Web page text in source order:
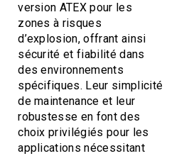
version ATEX pour les
zones à risques
d’explosion, offrant ainsi
sécurité et fiabilité dans
des environnements
spécifiques. Leur simplicité
de maintenance et leur
robustesse en font des
choix privilégiés pour les
applications nécessitant